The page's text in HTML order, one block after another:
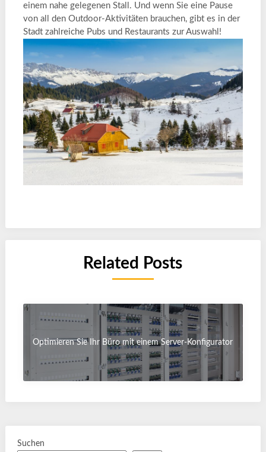
einem nahe gelegenen Stall. Und wenn Sie eine Pause
von all den Outdoor-Aktivitäten brauchen, gibt es in der
Stadt zahlreiche Pubs und Restaurants zur Auswahl!
Related Posts
Optimieren Sie Ihr Büro mit einem Server-Konfigurator
Suchen